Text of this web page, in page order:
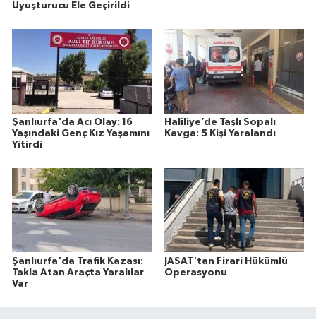
Uyuşturucu Ele Geçirildi
Şanlıurfa'da Acı Olay: 16
Yaşındaki Genç Kız Yaşamını
Yitirdi
Haliliye’de Taşlı Sopalı
Kavga: 5 Kişi Yaralandı
Şanlıurfa'da Trafik Kazası:
Takla Atan Araçta Yaralılar
Var
JASAT'tan Firari Hükümlü
Operasyonu